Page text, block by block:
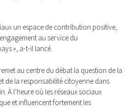
un espace de contribution positive,
au service du
», a-t-il lancé.
au centre du débat la question de la
de la responsabilité citoyenne dans
À l’heure où les réseaux sociaux
et influencent fortement les